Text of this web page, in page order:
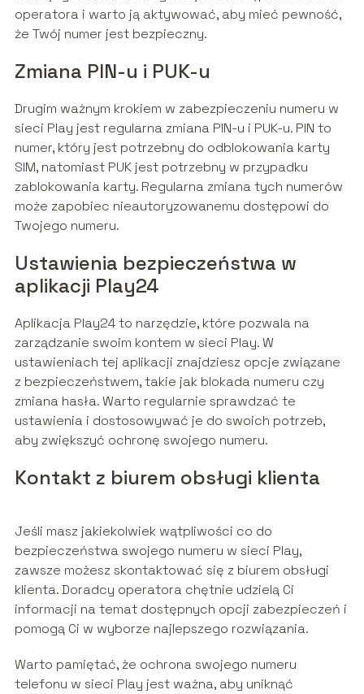
operatora i warto ją aktywować, aby mieć pewność,
że Twój numer jest bezpieczny.
Zmiana PIN-u i PUK-u
Drugim ważnym krokiem w zabezpieczeniu numeru w
sieci Play jest regularna zmiana PIN-u i PUK-u. PIN to
numer, który jest potrzebny do odblokowania karty
SIM, natomiast PUK jest potrzebny w przypadku
zablokowania karty. Regularna zmiana tych numerów
może zapobiec nieautoryzowanemu dostępowi do
Twojego numeru.
Ustawienia bezpieczeństwa w
aplikacji Play24
Aplikacja Play24 to narzędzie, które pozwala na
zarządzanie swoim kontem w sieci Play. W
ustawieniach tej aplikacji znajdziesz opcje związane
z bezpieczeństwem, takie jak blokada numeru czy
zmiana hasła. Warto regularnie sprawdzać te
ustawienia i dostosowywać je do swoich potrzeb,
aby zwiększyć ochronę swojego numeru.
Kontakt z biurem obsługi klienta
Jeśli masz jakiekolwiek wątpliwości co do
bezpieczeństwa swojego numeru w sieci Play,
zawsze możesz skontaktować się z biurem obsługi
klienta. Doradcy operatora chętnie udzielą Ci
informacji na temat dostępnych opcji zabezpieczeń i
pomogą Ci w wyborze najlepszego rozwiązania.
Warto pamiętać, że ochrona swojego numeru
telefonu w sieci Play jest ważna, aby uniknąć